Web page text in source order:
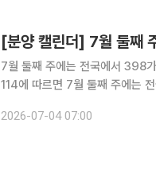
[분양 캘린더] 7월 둘째
7월 둘째 주에는 전국에서 398가구가 분양에 나선다. ◇청
114에 따르면 7월 둘째 주에는
제비앙엘가(A8)’, 경남 함안군 ‘함
2026-07-04 07:00